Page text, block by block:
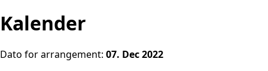
Kalender
Dato for arrangement: 07. Dec 2022